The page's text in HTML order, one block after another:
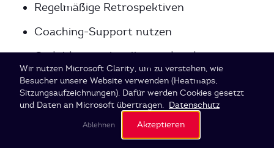
Regelmäßige Retrospektiven
Coaching-Support nutzen
Geduld mit sich selbst und anderen
Kleine Erfolge feiern
Phase 4: Stabilisierung (Monat 3-4)
Cookie-Einstellungen
Wir nutzen Microsoft Clarity, um zu verstehen, wie
Besucher unsere Website verwenden (Heatmaps,
Sitzungsaufzeichnungen). Dafür werden Cookies gesetzt
und Daten an Microsoft übertragen. Datenschutz
Ablehnen Akzeptieren